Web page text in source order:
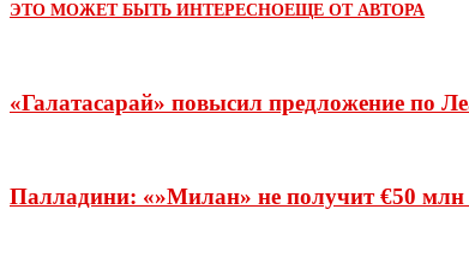
ЭТО МОЖЕТ БЫТЬ ИНТЕРЕСНОЕЩЕ ОТ АВТОРА
«Галатасарай» повысил предложение по
Палладини: «»Милан» не получит €50 млн